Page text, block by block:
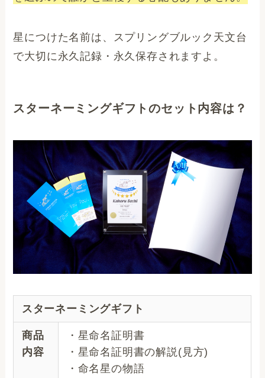
星につけた名前は、スプリングブルック天文台
で大切に永久記録・永久保存されますよ。
スターネーミングギフトのセット内容は？
スターネーミングギフト
商品
内容
・星命名証明書
・星命名証明書の解説(見方)
・命名星の物語